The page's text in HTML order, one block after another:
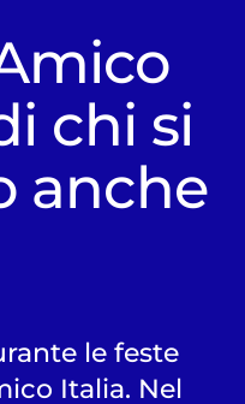
chi si
anche
le feste
Italia. Nel